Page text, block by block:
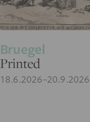
Bruegel
Printed
18.6.2026–20.9.2026